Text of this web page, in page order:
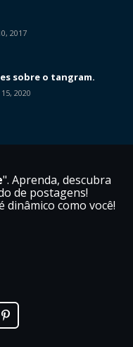
2017
sobre o tangram.
2020
". Aprenda, descubra
de postagens!
dinâmico como você!